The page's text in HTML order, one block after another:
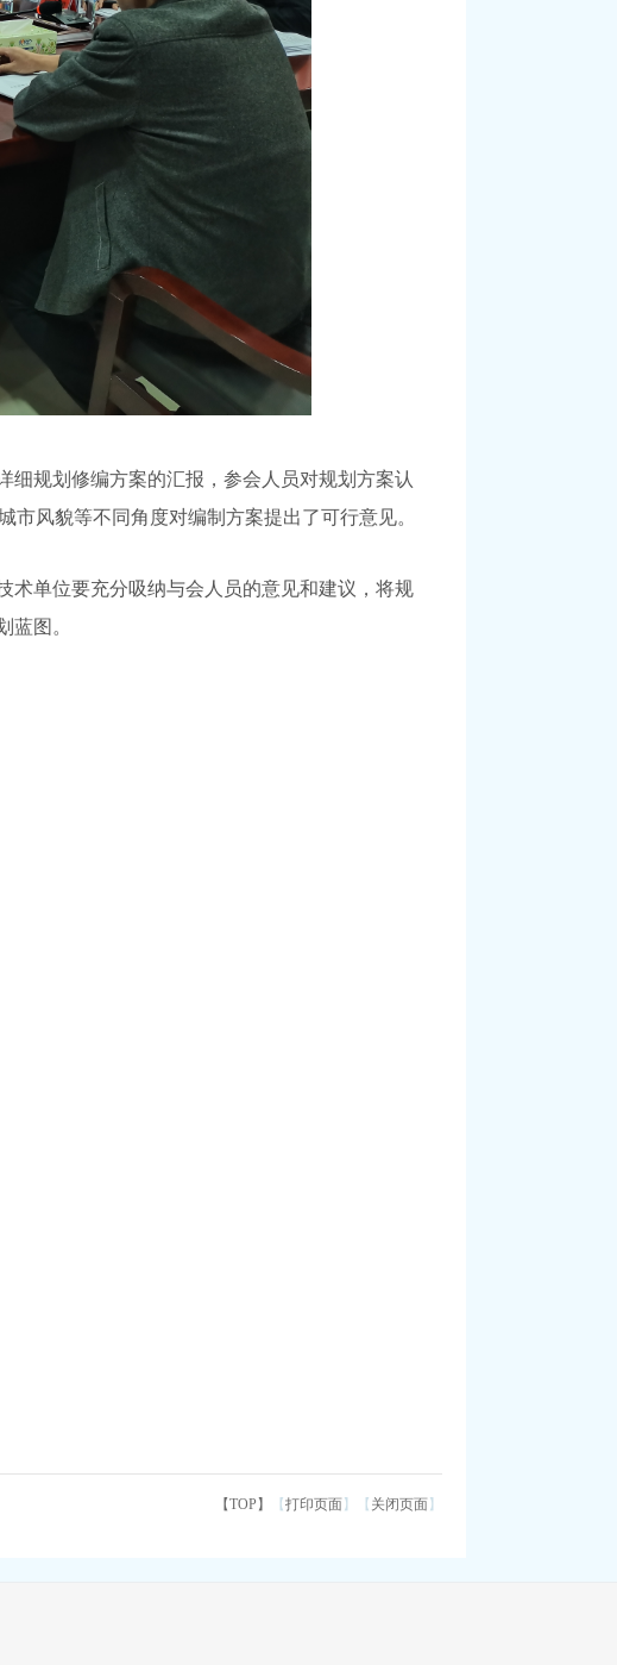
规划修编方案的汇报，参会人员对规划方案认
市风貌等不同角度对编制方案提出了可行意见。
术单位要充分吸纳与会人员的意见和建议，将规
蓝图。
【TOP】 【打印页面】【 关闭页面】